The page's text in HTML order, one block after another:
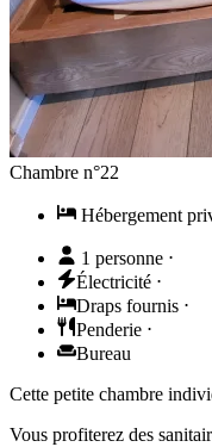
Chambre n°22
Hébergement
1 personne ⋅
Électricité ⋅
Draps fournis ⋅
Penderie ⋅
Bureau
Cette petite chambre
Vous profiterez des